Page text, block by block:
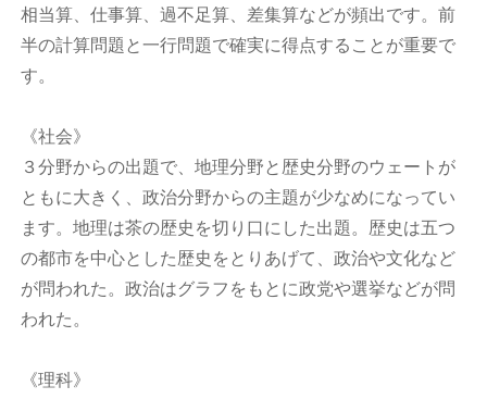
相当算、仕事算、過不足算、差集算などが頻出です。前
半の計算問題と一行問題で確実に得点することが重要で
す。
《社会》
３分野からの出題で、地理分野と歴史分野のウェートが
ともに大きく、政治分野からの主題が少なめになってい
ます。地理は茶の歴史を切り口にした出題。歴史は五つ
の都市を中心とした歴史をとりあげて、政治や文化など
が問われた。政治はグラフをもとに政党や選挙などが問
われた。
《理科》